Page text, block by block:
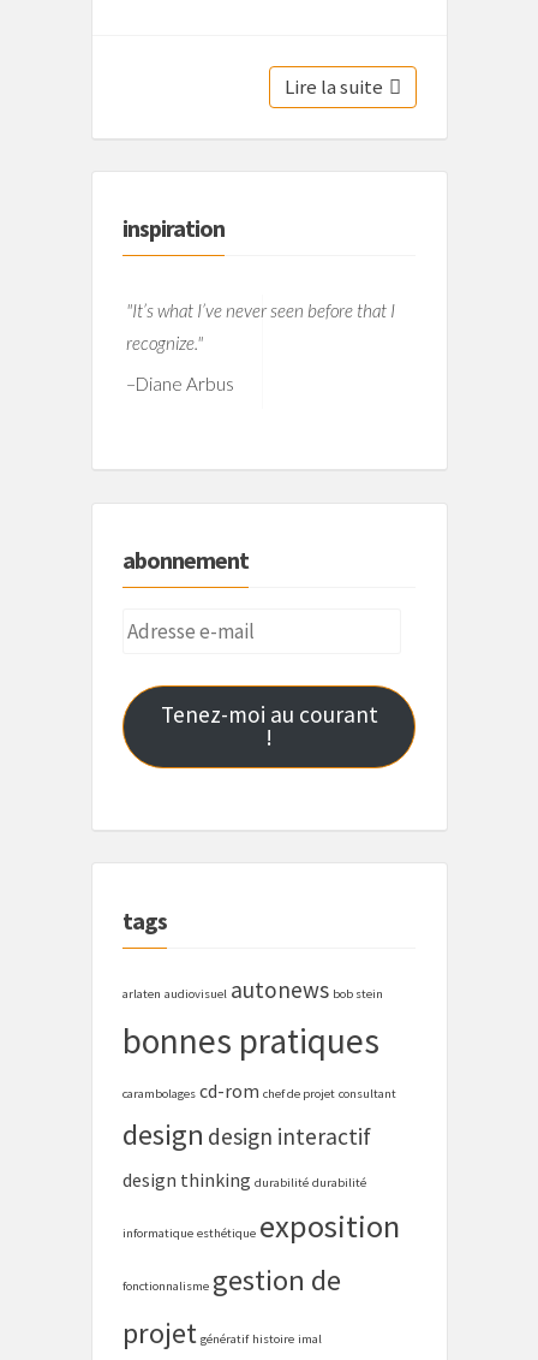
Lire la suite
inspiration
"It’s what I’ve never seen before that I
recognize."
–Diane Arbus
abonnement
Adresse
mail
Tenez-moi au courant
!
tags
arlaten audiovisuel autonews bob stein
bonnes pratiques
carambolages cd-rom chef de projet consultant
design design interactif
design thinking durabilité durabilité
informatique esthétique exposition
fonctionnalisme gestion de
projet génératif histoire imal